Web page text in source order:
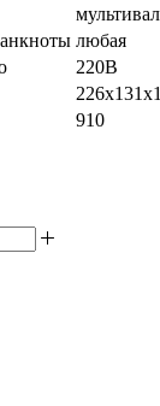
любая
220В
910